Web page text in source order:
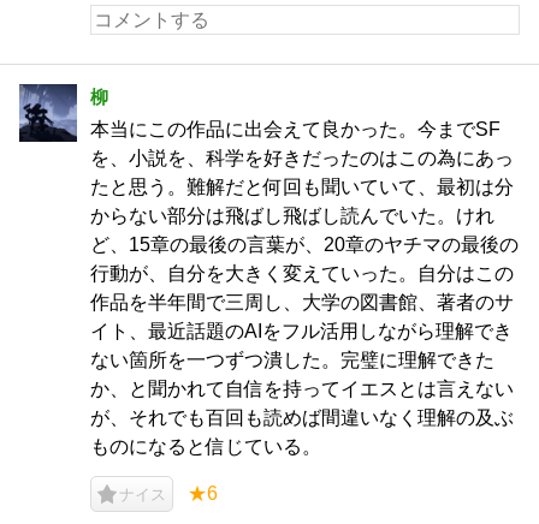
柳
本当にこの作品に出会えて良かった。今までSF
を、小説を、科学を好きだったのはこの為にあっ
たと思う。難解だと何回も聞いていて、最初は分
からない部分は飛ばし飛ばし読んでいた。けれ
ど、15章の最後の言葉が、20章のヤチマの最後の
行動が、自分を大きく変えていった。自分はこの
作品を半年間で三周し、大学の図書館、著者のサ
イト、最近話題のAIをフル活用しながら理解でき
ない箇所を一つずつ潰した。完璧に理解できた
か、と聞かれて自信を持ってイエスとは言えない
が、それでも百回も読めば間違いなく理解の及ぶ
ものになると信じている。
ナイス ★6